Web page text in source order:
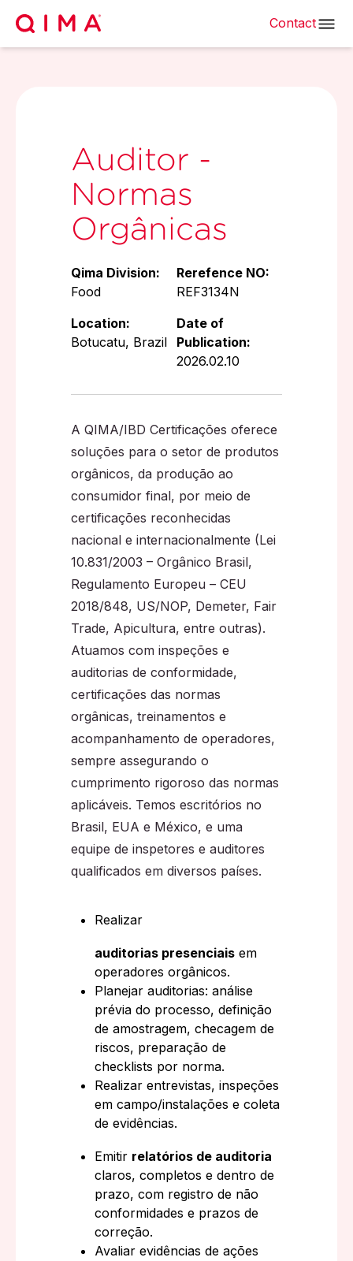
Contact
Auditor -
Normas
Orgânicas
Qima Division:
Food
Rerefence NO:
REF3134N
Location:
Botucatu, Brazil
Date of
Publication:
2026.02.10
A QIMA/IBD Certificações oferece
soluções para o setor de produtos
orgânicos, da produção ao
consumidor final, por meio de
certificações reconhecidas
nacional e internacionalmente (Lei
10.831/2003 – Orgânico Brasil,
Regulamento Europeu – CEU
2018/848, US/NOP, Demeter, Fair
Trade, Apicultura, entre outras).
Atuamos com inspeções e
auditorias de conformidade,
certificações das normas
orgânicas, treinamentos e
acompanhamento de operadores,
sempre assegurando o
cumprimento rigoroso das normas
aplicáveis. Temos escritórios no
Brasil, EUA e México, e uma
equipe de inspetores e auditores
qualificados em diversos países.
Realizar
auditorias presenciais em
operadores orgânicos.
Planejar auditorias: análise
prévia do processo, definição
de amostragem, checagem de
riscos, preparação de
checklists por norma.
Realizar entrevistas, inspeções
em campo/instalações e coleta
de evidências.
Emitir relatórios de auditoria
claros, completos e dentro de
prazo, com registro de não
conformidades e prazos de
correção.
Avaliar evidências de ações